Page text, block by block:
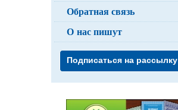
Обратная связь
О нас пишут
Подписаться на рассылку